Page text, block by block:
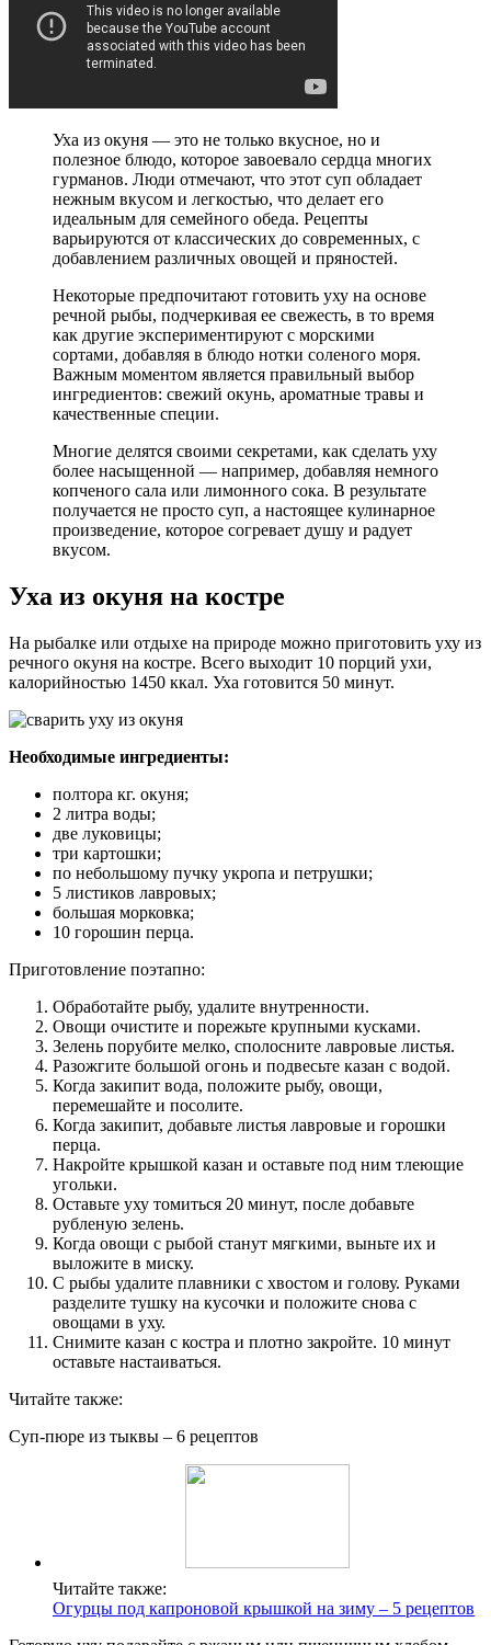
Уха из окуня — это не только вкусное, но и
полезное блюдо, которое завоевало сердца многих
гурманов. Люди отмечают, что этот суп обладает
нежным вкусом и легкостью, что делает его
идеальным для семейного обеда. Рецепты
варьируются от классических до современных, с
добавлением различных овощей и пряностей.
Некоторые предпочитают готовить уху на основе
речной рыбы, подчеркивая ее свежесть, в то время
как другие экспериментируют с морскими
сортами, добавляя в блюдо нотки соленого моря.
Важным моментом является правильный выбор
ингредиентов: свежий окунь, ароматные травы и
качественные специи.
Многие делятся своими секретами, как сделать уху
более насыщенной — например, добавляя немного
копченого сала или лимонного сока. В результате
получается не просто суп, а настоящее кулинарное
произведение, которое согревает душу и радует
вкусом.
Уха из окуня на костре
На рыбалке или отдыхе на природе можно приготовить уху из
речного окуня на костре. Всего выходит 10 порций ухи,
калорийностью 1450 ккал. Уха готовится 50 минут.
Необходимые ингредиенты:
полтора кг. окуня;
2 литра воды;
две луковицы;
три картошки;
по небольшому пучку укропа и петрушки;
5 листиков лавровых;
большая морковка;
10 горошин перца.
Приготовление поэтапно:
Обработайте рыбу, удалите внутренности.
Овощи очистите и порежьте крупными кусками.
Зелень порубите мелко, сполосните лавровые листья.
Разожгите большой огонь и подвесьте казан с водой.
Когда закипит вода, положите рыбу, овощи,
перемешайте и посолите.
Когда закипит, добавьте листья лавровые и горошки
перца.
Накройте крышкой казан и оставьте под ним тлеющие
угольки.
Оставьте уху томиться 20 минут, после добавьте
рубленую зелень.
Когда овощи с рыбой станут мягкими, выньте их и
выложите в миску.
С рыбы удалите плавники с хвостом и голову. Руками
разделите тушку на кусочки и положите снова с
овощами в уху.
Снимите казан с костра и плотно закройте. 10 минут
оставьте настаиваться.
Читайте также:
Суп-пюре из тыквы – 6 рецептов
Читайте также:
Огурцы под капроновой крышкой на зиму – 5 рецептов